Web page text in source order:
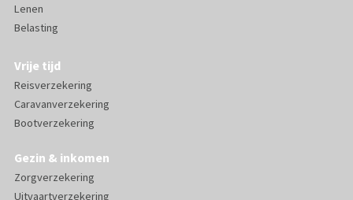
Lenen
Belasting
Vrije tijd
Reisverzekering
Caravanverzekering
Bootverzekering
Gezin & inkomen
Zorgverzekering
Uitvaartverzekering